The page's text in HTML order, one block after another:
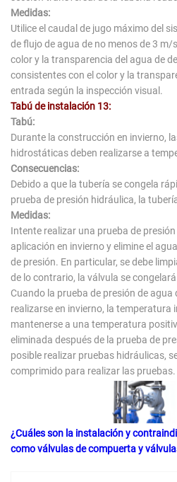
Medidas:
Utilice el caudal de jugo máximo del
de flujo de agua de no menos de 3 m/
color y la transparencia del agua de
consistentes con el color y la
entrada según la inspección visual.
Tabú de instalación 13:
Tabú:
Durante la construcción en invierno,
hidrostáticas deben realizarse a
Consecuencias:
Debido a que la tubería se congela
prueba de presión hidráulica, la
Medidas:
Intente realizar una prueba de
aplicación en invierno y elimine el
de presión. En particular, se debe
de lo contrario, la válvula se
Cuando la prueba de presión de agua
realizarse en invierno, la temperatura
mantenerse a una temperatura
eliminada después de la prueba de
posible realizar pruebas hidráulicas,
comprimido para realizar las pruebas.
¿Cuáles son la instalación y
como válvulas de compuerta y